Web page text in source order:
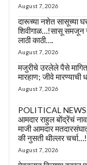
August 7, 2026
दारूच्या नशेत सासूच्या
शिवीगाळ…!सासू समजून
लाठी काठी….
August 7, 2026
मजुरीचे उरलेले पैसे
मारहाण; जीवे मारण्याची
August 7, 2026
POLITICAL
आमदार राहुल बोंद्रेंचं
माजी आमदार
की नुसती थील्लर चर्चा…!
August 7, 2026